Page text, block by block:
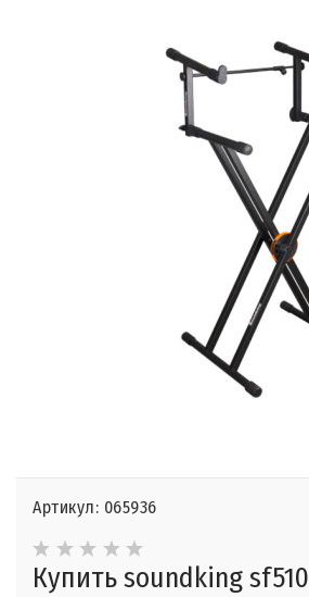
Артикул: 065936
Купить soundking sf510